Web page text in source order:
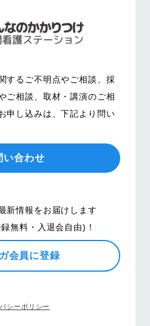
するご不明点やご相談、 採
ご相談、取材・講演のご相
申し込みは、下記より問い
い合わせ
新情報をお届けします
無料・入退会自由)！
会員に登録
シーポリシー